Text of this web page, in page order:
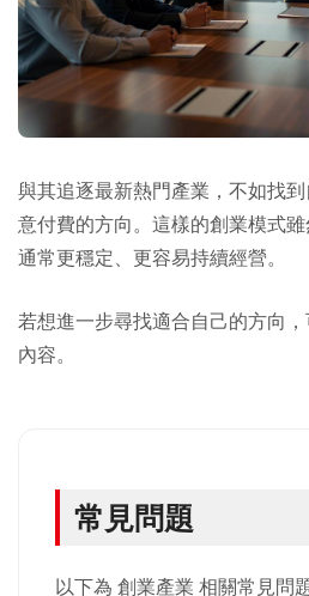
與其追逐最新熱門產業，不如找
意付費的方向。這樣的創業模式
通常更穩定、更容易持續經營。
若想進一步尋找適合自己的方向
內容。
常見問題
以下為 創業產業 相關常見問